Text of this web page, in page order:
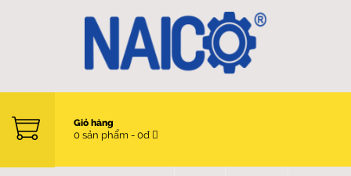
Giỏ hàng
0 sản phẩm - 0đ